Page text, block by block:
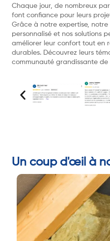
Chaque jour, de nombreux
font confiance pour leurs
Grâce à notre expertise,
personnalisé et nos solutions
améliorer leur confort tout en
durables. Découvrez leurs
communauté grandissante de
Un coup d'œil à